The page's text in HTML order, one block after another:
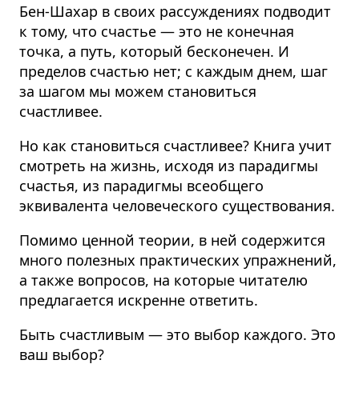
Бен-Шахар в своих рассуждениях подводит
к тому, что счастье — это не конечная
точка, а путь, который бесконечен. И
пределов счастью нет; с каждым днем, шаг
за шагом мы можем становиться
счастливее.
Но как становиться счастливее? Книга учит
смотреть на жизнь, исходя из парадигмы
счастья, из парадигмы всеобщего
эквивалента человеческого существования.
Помимо ценной теории, в ней содержится
много полезных практических упражнений,
а также вопросов, на которые читателю
предлагается искренне ответить.
Быть счастливым — это выбор каждого. Это
ваш выбор?